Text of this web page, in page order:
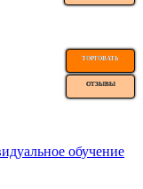
ТОРГОВАТЬ
ОТЗЫВЫ